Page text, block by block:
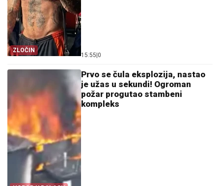
ZLOČIN
15:55 0
Prvo se čula eksplozija, nastao
je užas u sekundi! Ogroman
požar progutao stambeni
kompleks